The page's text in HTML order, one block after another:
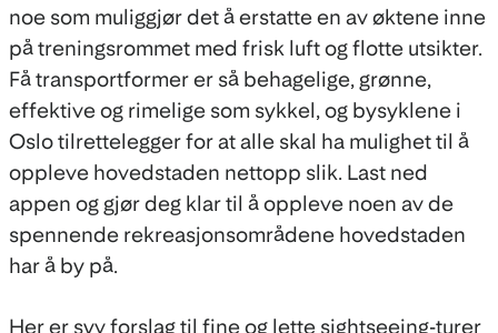
noe som muliggjør det å erstatte en av øktene inne
på treningsrommet med frisk luft og flotte utsikter.
Få transportformer er så behagelige, grønne,
effektive og rimelige som sykkel, og bysyklene i
Oslo tilrettelegger for at alle skal ha mulighet til å
oppleve hovedstaden nettopp slik. Last ned
appen og gjør deg klar til å oppleve noen av de
spennende rekreasjonsområdene hovedstaden
har å by på.
Her er syv forslag til fine og lette sightseeing-turer